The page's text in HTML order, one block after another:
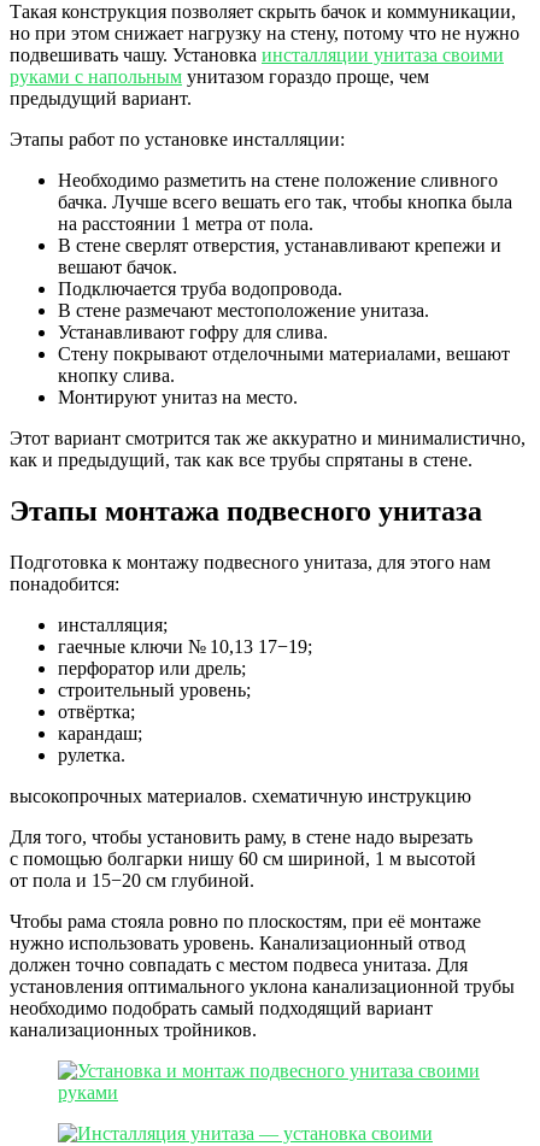
Такая конструкция позволяет скрыть бачок и коммуникации,
но при этом снижает нагрузку на стену, потому что не нужно
подвешивать чашу. Установка инсталляции унитаза своими
руками с напольным унитазом гораздо проще, чем
предыдущий вариант.
Этапы работ по установке инсталляции:
Необходимо разметить на стене положение сливного
бачка. Лучше всего вешать его так, чтобы кнопка была
на расстоянии 1 метра от пола.
В стене сверлят отверстия, устанавливают крепежи и
вешают бачок.
Подключается труба водопровода.
В стене размечают местоположение унитаза.
Устанавливают гофру для слива.
Стену покрывают отделочными материалами, вешают
кнопку слива.
Монтируют унитаз на место.
Этот вариант смотрится так же аккуратно и минималистично,
как и предыдущий, так как все трубы спрятаны в стене.
Этапы монтажа подвесного унитаза
Подготовка к монтажу подвесного унитаза, для этого нам
понадобится:
инсталляция;
гаечные ключи № 10,13 17−19;
перфоратор или дрель;
строительный уровень;
отвёртка;
карандаш;
рулетка.
высокопрочных материалов. схематичную инструкцию
Для того, чтобы установить раму, в стене надо вырезать
с помощью болгарки нишу 60 см шириной, 1 м высотой
от пола и 15−20 см глубиной.
Чтобы рама стояла ровно по плоскостям, при её монтаже
нужно использовать уровень. Канализационный отвод
должен точно совпадать с местом подвеса унитаза. Для
установления оптимального уклона канализационной трубы
необходимо подобрать самый подходящий вариант
канализационных тройников.